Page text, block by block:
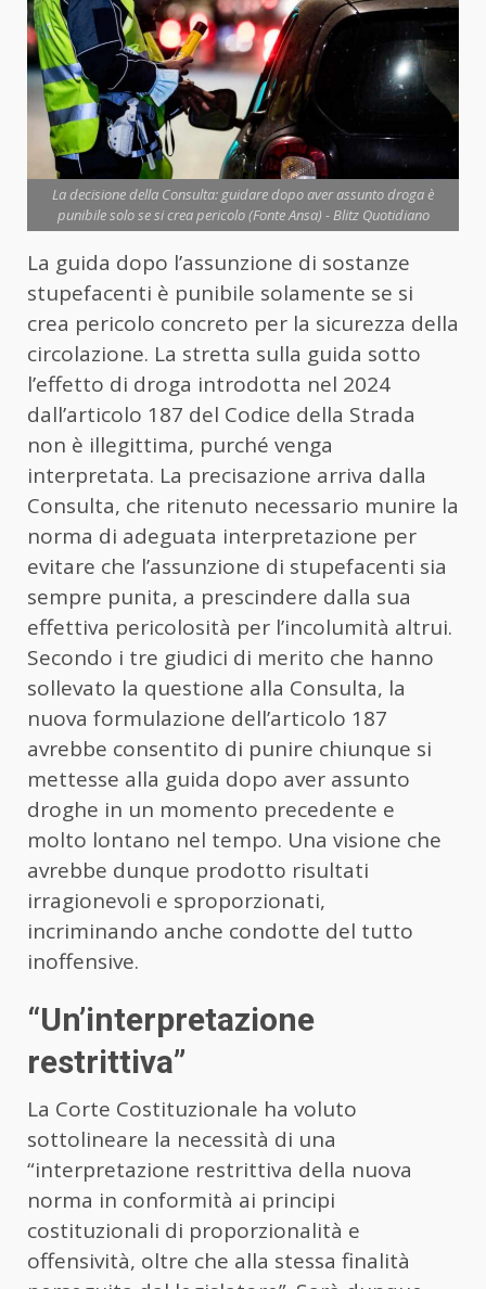
La decisione della Consulta: guidare dopo aver assunto droga è
punibile solo se si crea pericolo (Fonte Ansa) - Blitz Quotidiano
La guida dopo l’assunzione di sostanze
stupefacenti è punibile solamente se si
crea pericolo concreto per la sicurezza della
circolazione. La stretta sulla guida sotto
l’effetto di droga introdotta nel 2024
dall’articolo 187 del Codice della Strada
non è illegittima, purché venga
interpretata. La precisazione arriva dalla
Consulta, che ritenuto necessario munire la
norma di adeguata interpretazione per
evitare che l’assunzione di stupefacenti sia
sempre punita, a prescindere dalla sua
effettiva pericolosità per l’incolumità altrui.
Secondo i tre giudici di merito che hanno
sollevato la questione alla Consulta, la
nuova formulazione dell’articolo 187
avrebbe consentito di punire chiunque si
mettesse alla guida dopo aver assunto
droghe in un momento precedente e
molto lontano nel tempo. Una visione che
avrebbe dunque prodotto risultati
irragionevoli e sproporzionati,
incriminando anche condotte del tutto
inoffensive.
“Un’interpretazione
restrittiva”
La Corte Costituzionale ha voluto
sottolineare la necessità di una
“interpretazione restrittiva della nuova
norma in conformità ai principi
costituzionali di proporzionalità e
offensività, oltre che alla stessa finalità